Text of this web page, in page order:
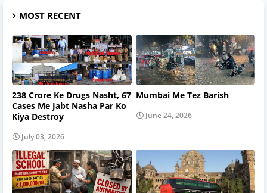
MOST RECENT
238 Crore Ke Drugs Nasht, 67
Cases Me Jabt Nasha Par Ko
Kiya Destroy
July 03, 2026
Mumbai Me Tez Barish
June 24, 2026